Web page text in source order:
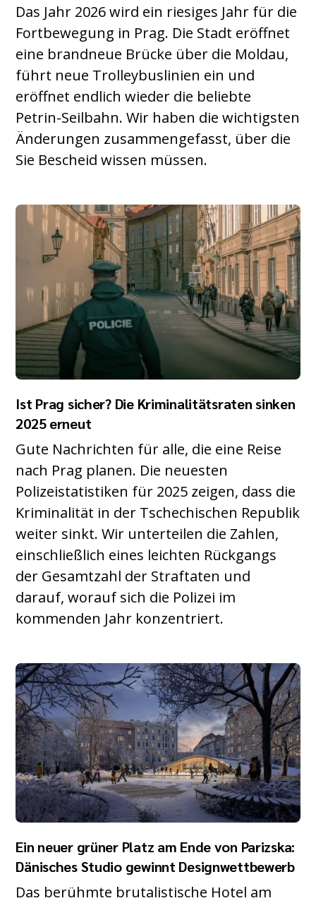
Das Jahr 2026 wird ein riesiges Jahr für die
Fortbewegung in Prag. Die Stadt eröffnet
eine brandneue Brücke über die Moldau,
führt neue Trolleybuslinien ein und
eröffnet endlich wieder die beliebte
Petrin-Seilbahn. Wir haben die wichtigsten
Änderungen zusammengefasst, über die
Sie Bescheid wissen müssen.
Ist Prag sicher? Die Kriminalitätsraten sinken
2025 erneut
Gute Nachrichten für alle, die eine Reise
nach Prag planen. Die neuesten
Polizeistatistiken für 2025 zeigen, dass die
Kriminalität in der Tschechischen Republik
weiter sinkt. Wir unterteilen die Zahlen,
einschließlich eines leichten Rückgangs
der Gesamtzahl der Straftaten und
darauf, worauf sich die Polizei im
kommenden Jahr konzentriert.
Ein neuer grüner Platz am Ende von Parizska:
Dänisches Studio gewinnt Designwettbewerb
Das berühmte brutalistische Hotel am